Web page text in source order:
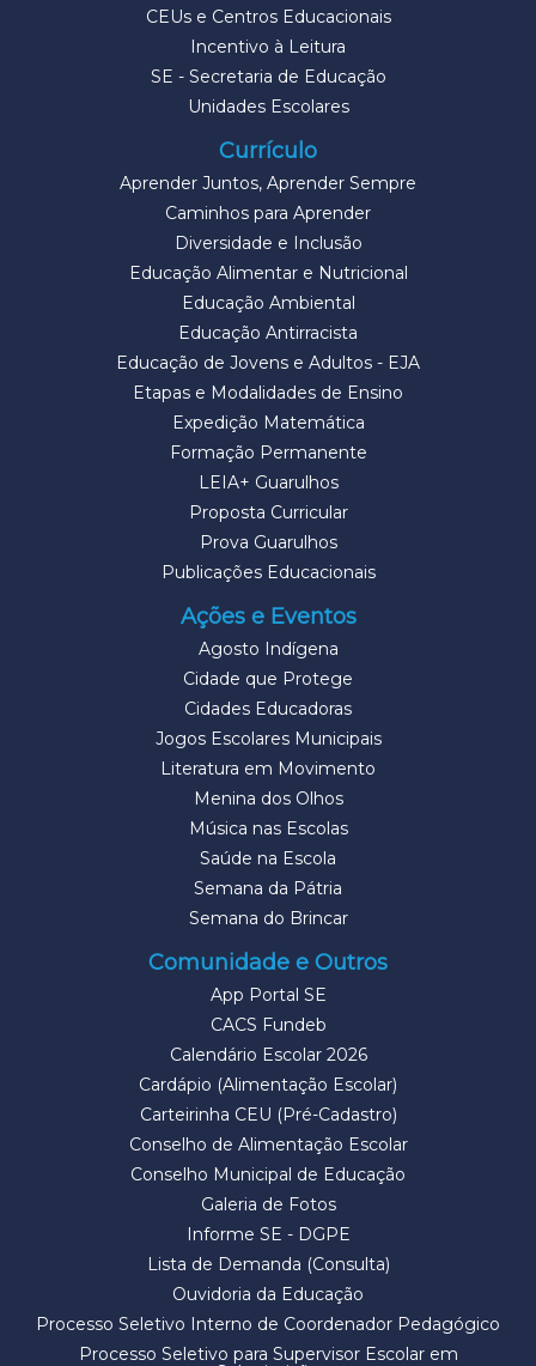
CEUs e Centros Educacionais
Incentivo à Leitura
SE - Secretaria de Educação
Unidades Escolares
Currículo
Aprender Juntos, Aprender Sempre
Caminhos para Aprender
Diversidade e Inclusão
Educação Alimentar e Nutricional
Educação Ambiental
Educação Antirracista
Educação de Jovens e Adultos - EJA
Etapas e Modalidades de Ensino
Expedição Matemática
Formação Permanente
LEIA+ Guarulhos
Proposta Curricular
Prova Guarulhos
Publicações Educacionais
Ações e Eventos
Agosto Indígena
Cidade que Protege
Cidades Educadoras
Jogos Escolares Municipais
Literatura em Movimento
Menina dos Olhos
Música nas Escolas
Saúde na Escola
Semana da Pátria
Semana do Brincar
Comunidade e Outros
App Portal SE
CACS Fundeb
Calendário Escolar 2026
Cardápio (Alimentação Escolar)
Carteirinha CEU (Pré-Cadastro)
Conselho de Alimentação Escolar
Conselho Municipal de Educação
Galeria de Fotos
Informe SE - DGPE
Lista de Demanda (Consulta)
Ouvidoria da Educação
Processo Seletivo Interno de Coordenador Pedagógico
Processo Seletivo para Supervisor Escolar em